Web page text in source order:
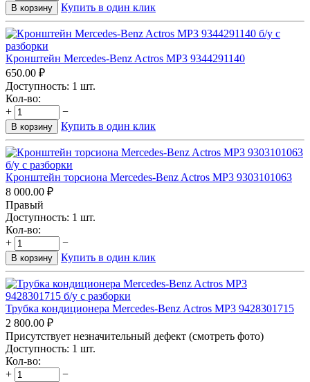
В корзину Купить в один клик
Кронштейн Mercedes-Benz Actros MP3 9344291140
650.00 ₽
Доступность: 1 шт.
Кол-во:
+
−
В корзину Купить в один клик
Кронштейн торсиона Mercedes-Benz Actros MP3 9303101063
8 000.00 ₽
Правый
Доступность: 1 шт.
Кол-во:
+
−
В корзину Купить в один клик
Трубка кондиционера Mercedes-Benz Actros MP3 9428301715
2 800.00 ₽
Присутствует незначительный дефект (смотреть фото)
Доступность: 1 шт.
Кол-во:
+
−